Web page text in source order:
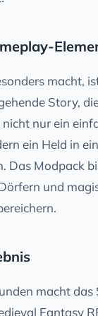
macht,
Story,
nur ein
ein Held in
Das Modpack
und
macht das
Fantasy